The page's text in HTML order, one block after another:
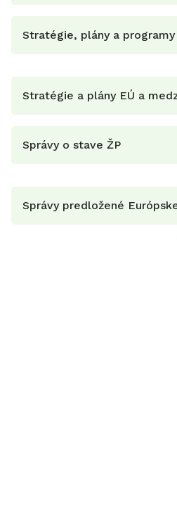
Stratégie, plány a programy
Stratégie a plány EÚ a
Správy o stave ŽP
Správy predložené